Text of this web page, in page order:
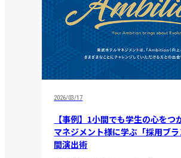
2026/03/17
【事例】1小間でも学生の心をつ
マネジメント様に学ぶ「採用ブ
間演出術